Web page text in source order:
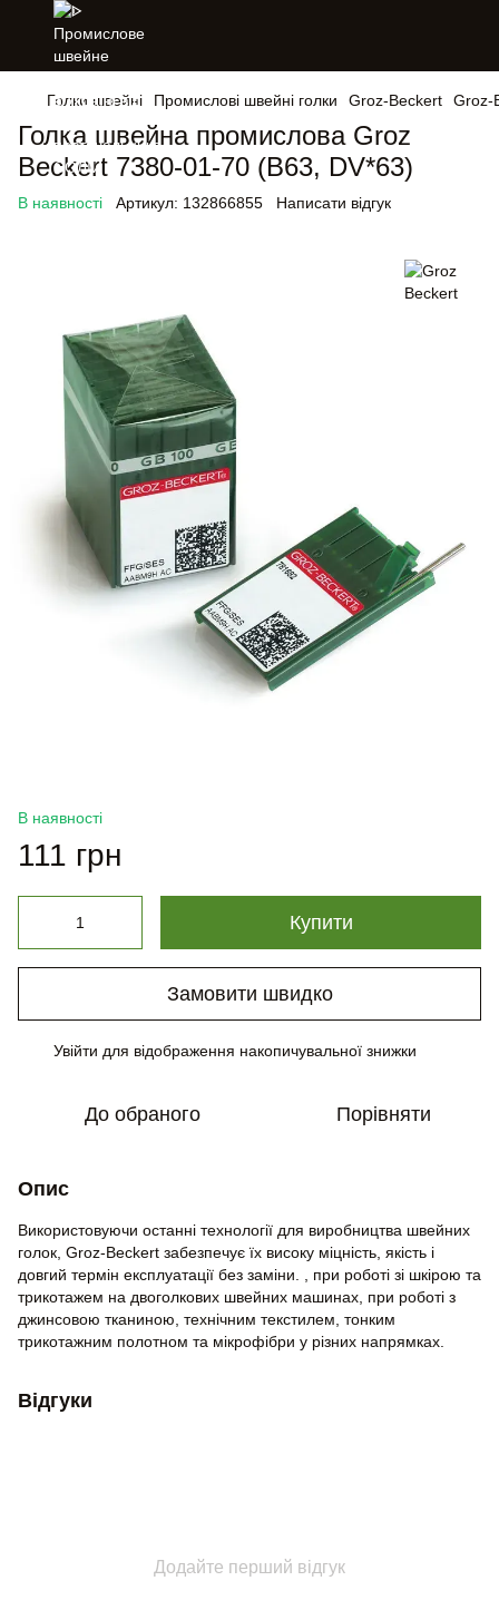
Голки швейні Промислові швейні голки Groz-Beckert Groz-
Голка швейна промислова Groz
Beckert 7380-01-70 (B63, DV*63)
В наявності Артикул: 132866855 Написати відгук
В наявності
111 грн
Купити
Замовити швидко
Увійти для відображення накопичувальної знижки
До обраного Порівняти
Опис
Використовуючи останні технології для виробництва швейних
голок, Groz-Beckert забезпечує їх високу міцність, якість і
довгий термін експлуатації без заміни. , при роботі зі шкірою та
трикотажем на двоголкових швейних машинах, при роботі з
джинсовою тканиною, технічним текстилем, тонким
трикотажним полотном та мікрофібри у різних напрямках.
Відгуки
Додайте перший відгук